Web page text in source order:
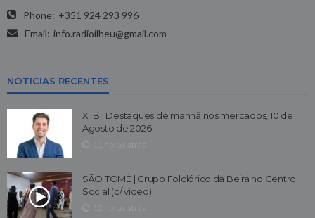
Phone: +351 924 293 996
Email: info.radioilheu@gmail.com
NOTICIAS RECENTES
XTB | Destaques de manhã nos mercados, 10 de
Agosto de 2026
SÃO TOMÉ | Grupo Folclórico da Beira no Centro
Social (c/ vídeo)